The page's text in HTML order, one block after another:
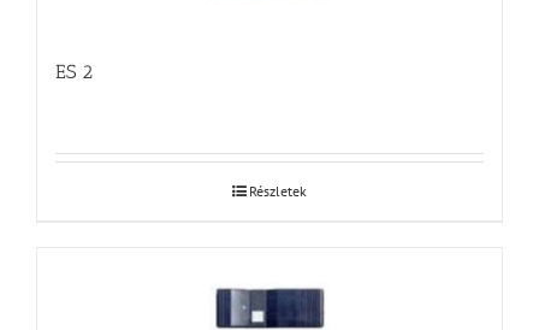
ES 2
Részletek